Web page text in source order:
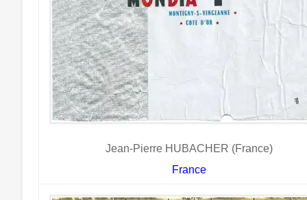
Jean-Pierre HUBACHER (France)
France